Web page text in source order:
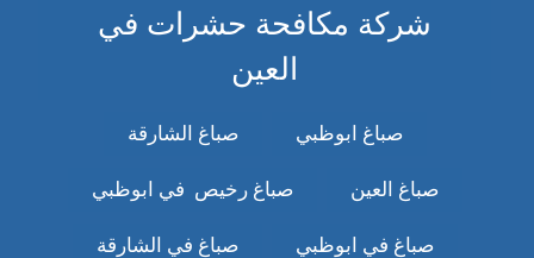
شركة مكافحة حشرات في
العين
صباغ ابوظبي صباغ الشارقة
صباغ العين صباغ رخيص في ابوظبي
صباغ في ابوظبي صباغ في الشارقة